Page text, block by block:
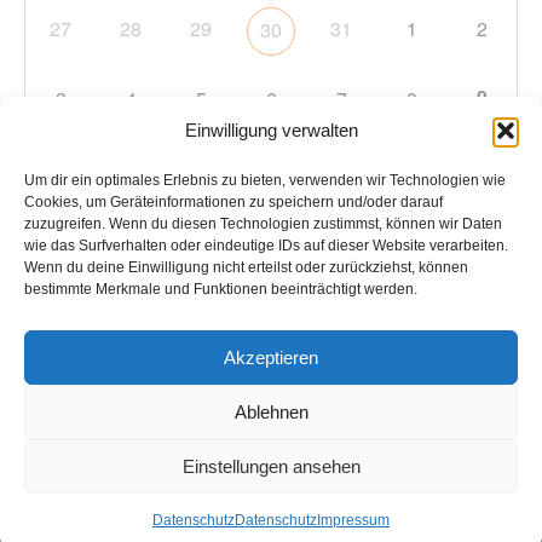
Einwilligung verwalten
Um dir ein optimales Erlebnis zu bieten, verwenden wir Technologien wie
Cookies, um Geräteinformationen zu speichern und/oder darauf
zuzugreifen. Wenn du diesen Technologien zustimmst, können wir Daten
wie das Surfverhalten oder eindeutige IDs auf dieser Website verarbeiten.
Wenn du deine Einwilligung nicht erteilst oder zurückziehst, können
bestimmte Merkmale und Funktionen beeinträchtigt werden.
Akzeptieren
Ablehnen
Einstellungen ansehen
DatenschutzDatenschutz Impressum
27 28 29 30 31 1 2
3 4 5 6 7 8 9
10 11 12 13 14 15
17 18 19 20 21 22 23
31 1 2 3 4 5 6